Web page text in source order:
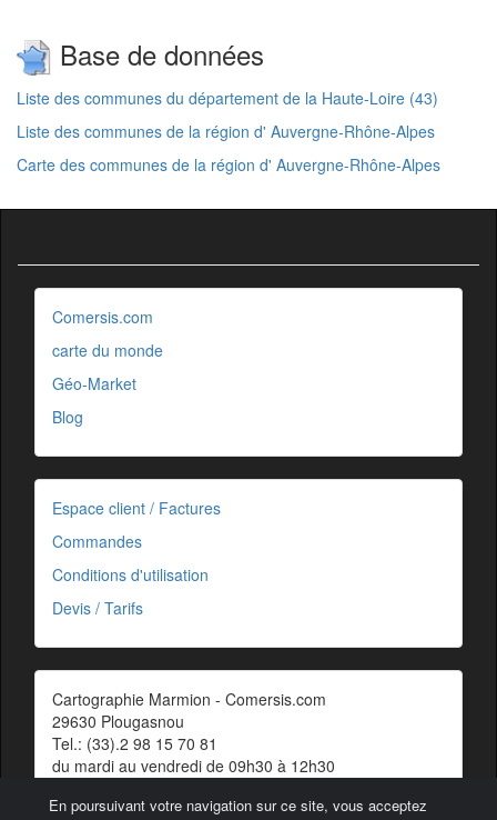
Base de données
Liste des communes du département de la Haute-Loire (43)
Liste des communes de la région d' Auvergne-Rhône-Alpes
Carte des communes de la région d' Auvergne-Rhône-Alpes
En poursuivant votre navigation sur ce site, vous acceptez
Comersis.com
carte du monde
Géo-Market
Blog
Espace client / Factures
Commandes
Conditions d'utilisation
Devis / Tarifs
Cartographie Marmion - Comersis.com
29630 Plougasnou
Tel.: (33).2 98 15 70 81
du mardi au vendredi de 09h30 à 12h30